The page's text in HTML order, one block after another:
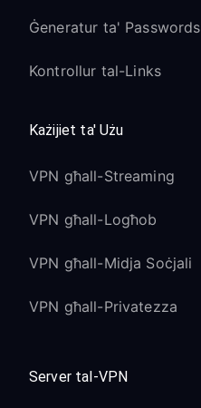
Ġeneratur ta' Passwords
Kontrollur tal-Links
Każijiet ta' Użu
VPN għall-Streaming
VPN għall-Logħob
VPN għall-Midja Soċjali
VPN għall-Privatezza
Server tal-VPN